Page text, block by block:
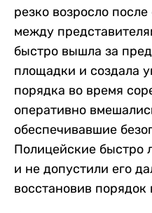
резко возросло
между
быстро вышла за
площадки и создала
порядка во время
оперативно
обеспечивавшие
Полицейские быстро
и не допустили его
восстановив порядок